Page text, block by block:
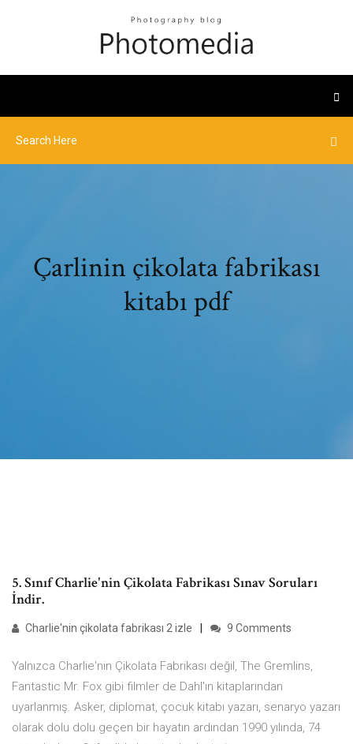
Çarlinin çikolata fabrikası
kitabı pdf
5. Sınıf Charlie'nin Çikolata Fabrikası Sınav Soruları
İndir.
Charlie'nin çikolata fabrikası 2 izle 9 Comments
Yalnızca Charlie'nin Çikolata Fabrikası değil, The Gremlins,
Fantastic Mr. Fox gibi filmler de Dahl'ın kitaplarından
uyarlanmış. Asker, diplomat, çocuk kitabı yazarı, senaryo yazarı
olarak dolu dolu geçen bir hayatın ardından 1990 yılında, 74